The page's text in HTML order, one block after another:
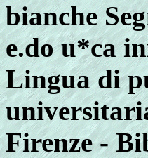
bianche
e.do u*ca
Lingua di
Firenze -